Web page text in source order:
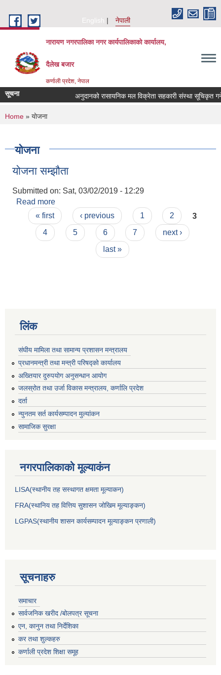
English
नेपाली
नारायण नगरपालिका नगर कार्यपालिकाको कार्यालय,
दैलेख बजार
कर्णाली प्रदेश, नेपाल
सूचना अनुदानको रासायनिक मल विक्रेता सहकारी संस्था सूचिकृत गर्ने
You are here
Home » याेजना
याेजना
योजना सम्झौता
Submitted on: Sat, 03/02/2019 - 12:29
Read more
Pages
« first ‹ previous 1 2
3
4
5 6 7
next ›
last »
लिंक
संघीय मामिला तथा सामान्य प्रशासन मन्त्रालय
प्रधानमन्त्री तथा मन्त्री परिषद्को कार्यालय
अख्तियार दुरुपयोग अनुसन्धान आयोग
जलस्रोत तथा उर्जा विकास मन्त्रालय, कर्णालि प्रदेश
दर्ता
न्युनतम सर्त कार्यसम्पादन मुल्यांकन
सामाजिक सुरक्षा
नगरपालिकाकाे मूल्याकंन
LISA(स्थानीय तह सस्थागत क्षमता मूल्याक‌न)
FRA(स्थानिय तह वित्तिय सुशासन जोखिम मूल्याङ्कन)
LGPAS(स्थानीय शासन कार्यसम्पादन मूल्याङ्कन प्रणाली)
सूचनाहरु
समाचार
सार्वजनिक खरीद /बोलपत्र सूचना
एन, कानुन तथा निर्देशिका
कर तथा शुल्कहरु
कर्णाली प्रदेश शिक्षा समूह